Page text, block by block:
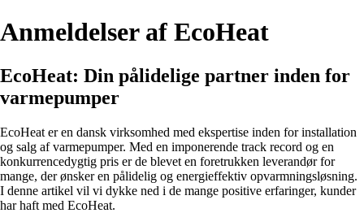
Anmeldelser af EcoHeat
EcoHeat: Din pålidelige partner inden for
varmepumper
EcoHeat er en dansk virksomhed med ekspertise inden for installation
og salg af varmepumper. Med en imponerende track record og en
konkurrencedygtig pris er de blevet en foretrukken leverandør for
mange, der ønsker en pålidelig og energieffektiv opvarmningsløsning.
I denne artikel vil vi dykke ned i de mange positive erfaringer, kunder
har haft med EcoHeat.